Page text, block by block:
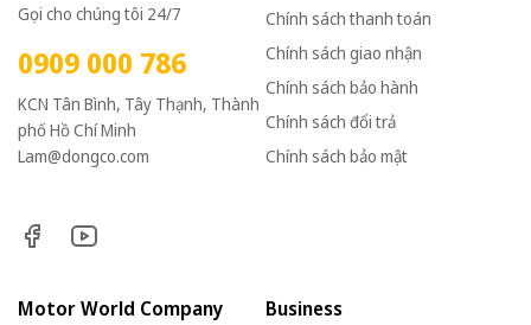
Gọi cho chúng tôi 24/7
0909 000 786
KCN Tân Bình, Tây Thạnh, Thành
phố Hồ Chí Minh
Lam@dongco.com
Chính sách thanh toán
Chính sách giao nhận
Chính sách bảo hành
Chính sách đổi trả
Chính sách bảo mật
Motor World Company Business